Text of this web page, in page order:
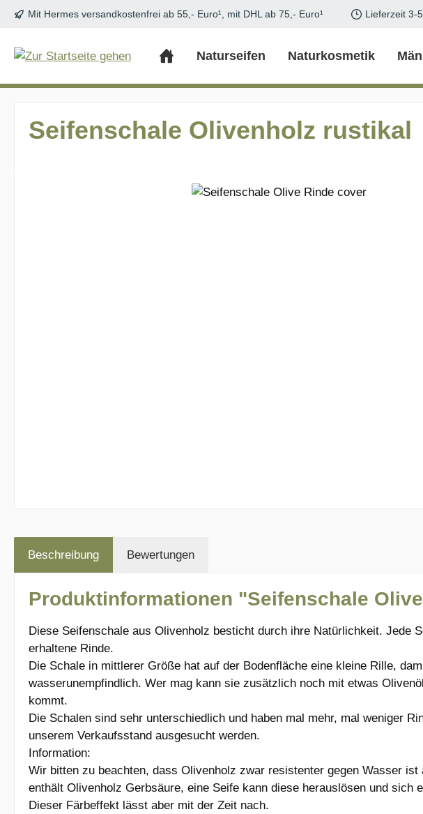
Hauptinhalt springen
Zur Suche springen
Zur Hauptnavigation springen
Mit Hermes versandkostenfrei ab 55,- Euro¹, mit DHL ab 75,- Euro¹ Lieferzeit 3-
Naturseifen Naturkosmetik
Seifenschale Olivenholz rustikal
Beschreibung Bewertungen
Produktinformationen "Seifenschale
Diese Seifenschale aus Olivenholz besticht durch ihre Natürlichkeit. Jede
erhaltene Rinde.
Die Schale in mittlerer Größe hat auf der Bodenfläche eine kleine Rille,
wasserunempfindlich. Wer mag kann sie zusätzlich noch mit etwas
kommt.
Die Schalen sind sehr unterschiedlich und haben mal mehr, mal weniger
unserem Verkaufsstand ausgesucht werden.
Information:
Wir bitten zu beachten, dass Olivenholz zwar resistenter gegen Wasser
enthält Olivenholz Gerbsäure, eine Seife kann diese herauslösen und
Dieser Färbeffekt lässt aber mit der Zeit nach.